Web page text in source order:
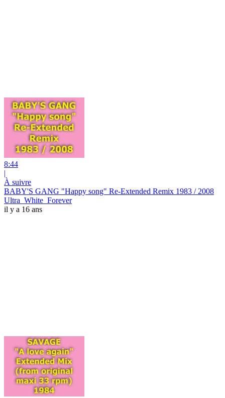
8:44
|
À suivre
BABY'S GANG "Happy song" Re-Extended Remix 1983 / 2008
Ultra_White_Forever
il y a 16 ans